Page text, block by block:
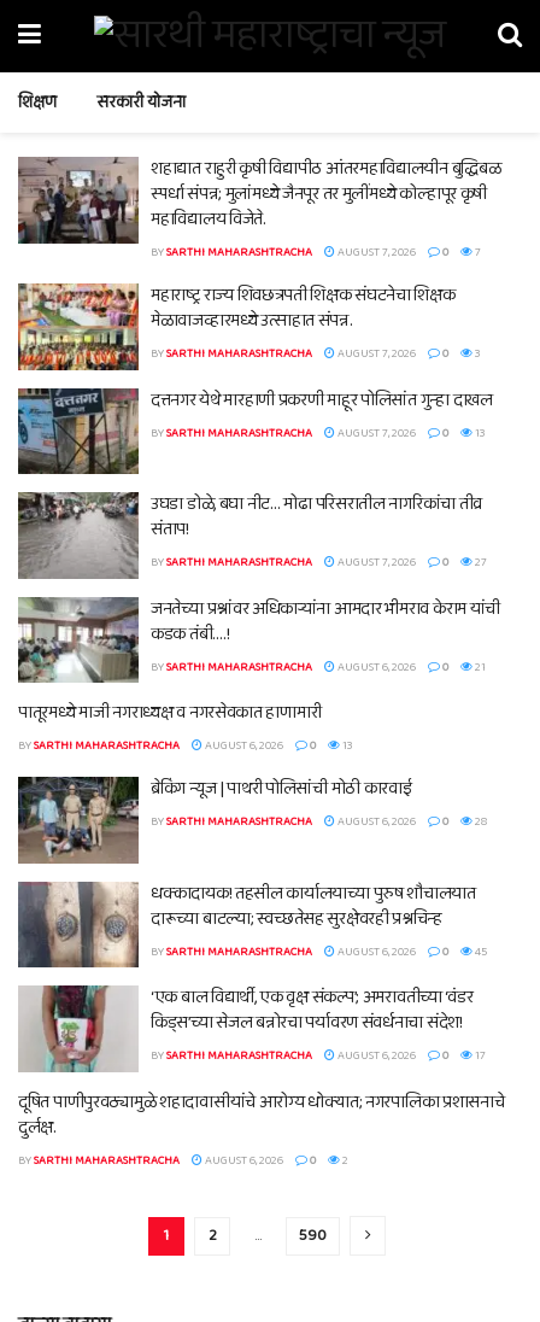
शिक्षण सरकारी योजना
शहाद्यात राहुरी कृषी विद्यापीठ आंतरमहाविद्यालयीन बुद्धिबळ
स्पर्धा संपन्न; मुलांमध्ये जैनपूर तर मुलींमध्ये कोल्हापूर कृषी
महाविद्यालय विजेते.
BYSARTHI MAHARASHTRACHA AUGUST 7, 2026 0 7
महाराष्ट्र राज्य शिवछत्रपती शिक्षक संघटनेचा शिक्षक
मेळावाजव्हारमध्ये उत्साहात संपन्न.
BYSARTHI MAHARASHTRACHA AUGUST 7, 2026 0 3
दत्तनगर येथे मारहाणी प्रकरणी माहूर पोलिसांत गुन्हा दाखल
BYSARTHI MAHARASHTRACHA AUGUST 7, 2026 0 13
उघडा डोळे, बघा नीट… मोढा परिसरातील नागरिकांचा तीव्र
संताप!
BYSARTHI MAHARASHTRACHA AUGUST 7, 2026 0 27
जनतेच्या प्रश्नांवर अधिकाऱ्यांना आमदार भीमराव केराम यांची
कडक तंबी….!
BYSARTHI MAHARASHTRACHA AUGUST 6, 2026 0 21
पातूरमध्ये माजी नगराध्यक्ष व नगरसेवकात हाणामारी
BYSARTHI MAHARASHTRACHA AUGUST 6, 2026 0 13
ब्रेकिंग न्यूज | पाथरी पोलिसांची मोठी कारवाई
BYSARTHI MAHARASHTRACHA AUGUST 6, 2026 0 28
धक्कादायक! तहसील कार्यालयाच्या पुरुष शौचालयात
दारूच्या बाटल्या; स्वच्छतेसह सुरक्षेवरही प्रश्नचिन्ह
BYSARTHI MAHARASHTRACHA AUGUST 6, 2026 0 45
‘एक बाल विद्यार्थी, एक वृक्ष संकल्प’; अमरावतीच्या ‘वंडर
किड्स’च्या सेजल बन्नोरचा पर्यावरण संवर्धनाचा संदेश!
BYSARTHI MAHARASHTRACHA AUGUST 6, 2026 0 17
दूषित पाणीपुरवठ्यामुळे शहादावासीयांचे आरोग्य धोक्यात; नगरपालिका प्रशासनाचे
दुर्लक्ष.
BYSARTHI MAHARASHTRACHA AUGUST 6, 2026 0 2
1 2 … 590